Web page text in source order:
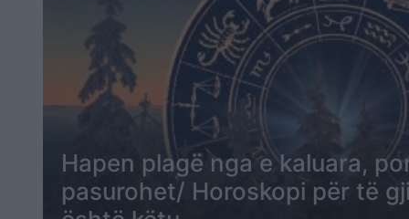
Hapen plagë nga e kaluara,
pasurohet/ Horoskopi për të